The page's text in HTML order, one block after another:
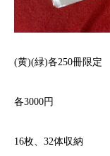
(黄)(緑)各250冊限定
各3000円
16枚、 32体収納